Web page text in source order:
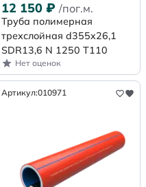
12 150 ₽ /пог.м.
Труба полимерная
трехслойная d355x26,1
SDR13,6 N 1250 Т110
Нет оценок
Артикул:010971